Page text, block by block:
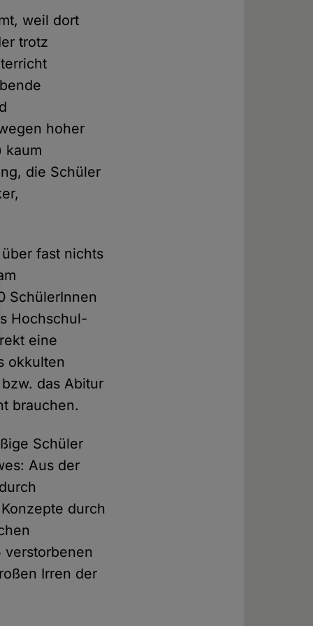
weil dort
trotz
hoher
kaum
die Schüler
fast nichts
SchülerInnen
Hochschul-
eine
okkulten
das Abitur
brauchen.
Schüler
Aus der
durch
Irren der